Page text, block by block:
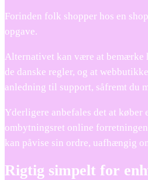
Forinden folk shopper hos en
opgave.
Alternativet kan være at bemærke
de danske regler, og at
anledning til support, såfremt du
Yderligere anbefales det at køber
ombytningsret online
kan påvise sin ordre, uafhængig
Rigtig simpelt for